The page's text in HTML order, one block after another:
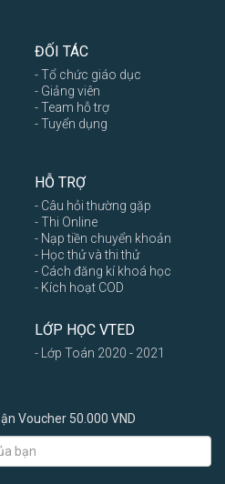
ĐỐI TÁC
- Tổ chức giáo dục
- Giảng viên
- Team hỗ trợ
- Tuyển dụng
HỖ TRỢ
- Câu hỏi thường gặp
- Thi Online
- Nạp tiền chuyển khoản
- Học thử và thi thử
- Cách đăng kí khoá học
- Kích hoạt COD
LỚP HỌC VTED
- Lớp Toán 2020 - 2021
Voucher 50.000 VND